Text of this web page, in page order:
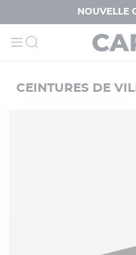
NOUVELLE
CEINTURES DE